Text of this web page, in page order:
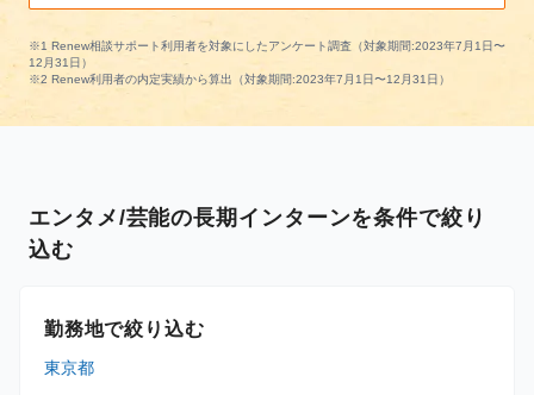
※1 Renew相談サポート利用者を対象にしたアンケート調査（対象期間:2023年7月1日〜
12月31日）
※2 Renew利用者の内定実績から算出（対象期間:2023年7月1日〜12月31日）
エンタメ/芸能の長期インターンを条件で絞り
込む
勤務地で絞り込む
東京都